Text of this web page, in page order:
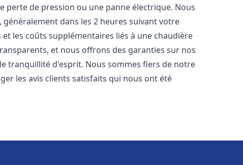
perte de pression ou une panne électrique. Nous
dans les 2 heures suivant votre
les coûts supplémentaires liés à une chaudière
et nous offrons des garanties sur nos
tranquillité d'esprit. Nous sommes fiers de notre
les avis clients satisfaits qui nous ont été